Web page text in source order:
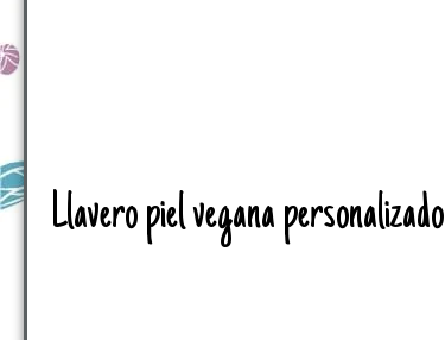
Llavero piel vegana personalizado